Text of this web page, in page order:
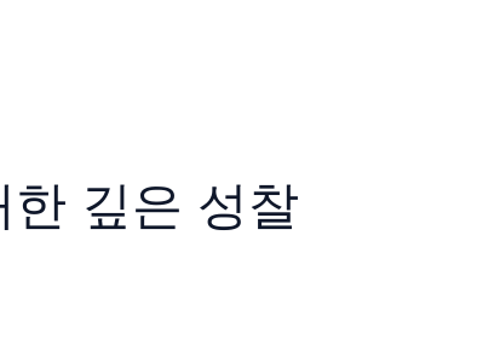
깊은 성찰